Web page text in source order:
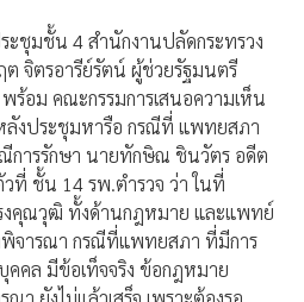
ชุมชั้น 4 สำนักงานปลัดกระทรวง
จิตรอารีย์รัตน์ ผู้ช่วยรัฐมนตรี
ร้อม คณะกรรมการเสนอความเห็น
ลังประชุมหารือ กรณีที่ แพทยสภา
ารรักษา นายทักษิณ ชินวัตร อดีต
ที่ ชั้น 14 รพ.ตำรวจ ว่า ในที่
งคุณวุฒิ ทั้งด้านกฎหมาย และแพทย์
จารณา กรณีที่แพทยสภา ที่มีการ
คล มีข้อเท็จจริง ข้อกฎหมาย